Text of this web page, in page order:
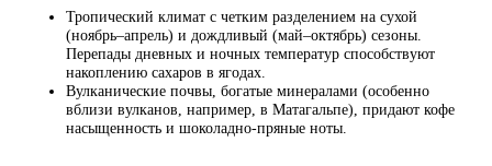
Тропический климат с четким разделением на сухой
(ноябрь–апрель) и дождливый (май–октябрь) сезоны.
Перепады дневных и ночных температур способствуют
накоплению сахаров в ягодах.
Вулканические почвы, богатые минералами (особенно
вблизи вулканов, например, в Матагальпе), придают кофе
насыщенность и шоколадно-пряные ноты.
ПОДПИШИТЕСЬ
НА НАШУ
РАССЫЛКУ